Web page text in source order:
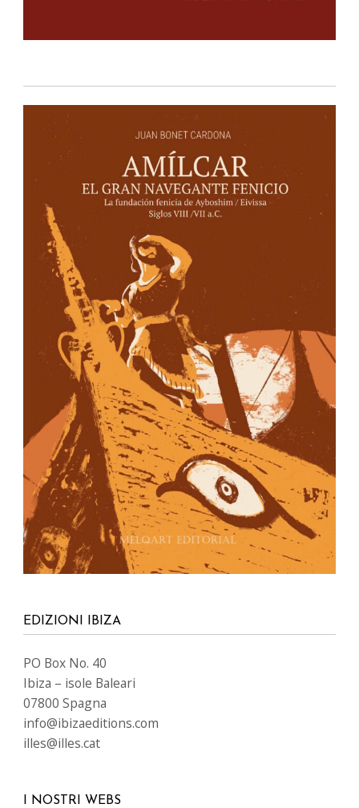
EDIZIONI IBIZA
PO Box No. 40
Ibiza – isole Baleari
07800 Spagna
info@ibizaeditions.com
illes@illes.cat
I NOSTRI WEBS